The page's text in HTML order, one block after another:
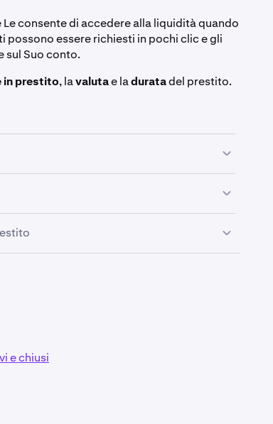
consente di accedere alla liquidità quando
possono essere richiesti in pochi clic e gli
sul Suo conto.
in prestito, lavalutae laduratadel prestito.
Pro, clicchi su
BTC, ETH e altro ancora. Per questo
a destra dell'app Kraken Pro. Quindi,
altro.
e chiusi